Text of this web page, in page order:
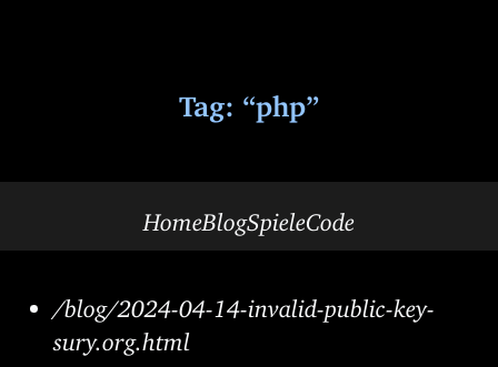
Tag: “php”
HomeBlogSpieleCode
/blog/2024-04-14-invalid-public-key-
sury.org.html